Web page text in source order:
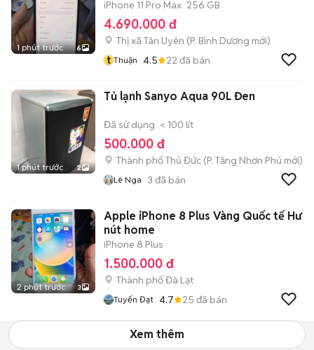
1 phút trước 6
iPhone 11 Pro Max 256 GB
4.690.000 đ
Thị xã Tân Uyên (P. Bình Dương mới)
t Thuận 4.5 22 đã bán
1 phút trước 2
Tủ lạnh Sanyo Aqua 90L Đen
Đã sử dụng < 100 lít
500.000 đ
Thành phố Thủ Đức (P. Tăng Nhơn Phú mới)
Lê Nga 3 đã bán
2 phút trước 3
Apple iPhone 8 Plus Vàng Quốc tế Hư
nút home
iPhone 8 Plus
1.500.000 đ
Thành phố Đà Lạt
Tuyến Đạt 4.7 25 đã bán
Xem thêm